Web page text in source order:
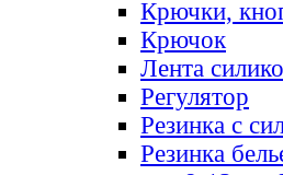
Крючки,
Крючок
Лента
Регулятор
Резинка с
Резинка